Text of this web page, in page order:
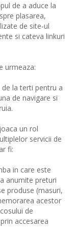
de a aduce la
plasarea,
de site-ul
si cateva linkuri
urmeaza:
la terti pentru a
de navigare si
un rol
servicii de
fi:
in care este
anumite preturi
produse (masuri,
acestor
de
accesarea